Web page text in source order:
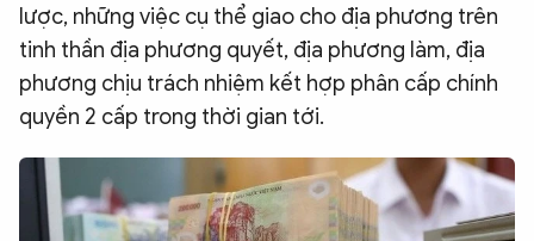
lược, những việc cụ thể giao cho địa phương trên
tinh thần địa phương quyết, địa phương làm, địa
phương chịu trách nhiệm kết hợp phân cấp chính
quyền 2 cấp trong thời gian tới.